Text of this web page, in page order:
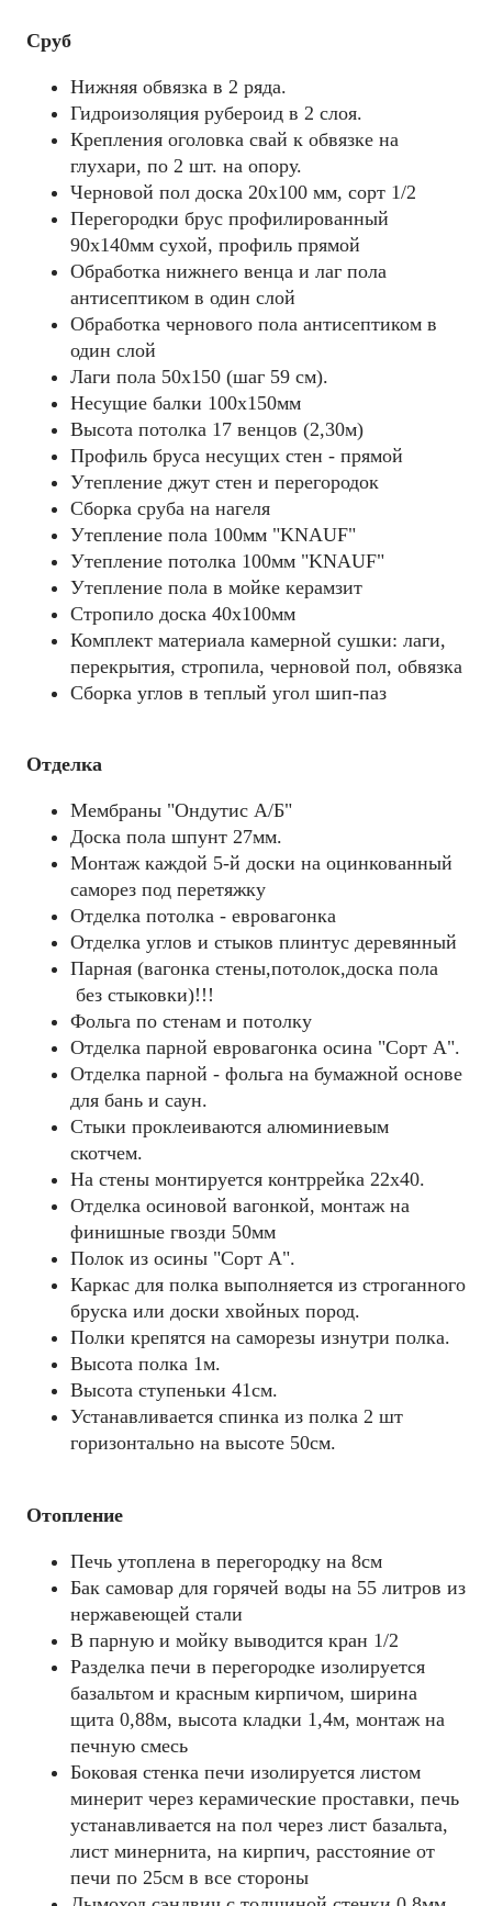
Сруб
Нижняя обвязка в 2 ряда.
Гидроизоляция рубероид в 2 слоя.
Крепления оголовка свай к обвязке на
глухари, по 2 шт. на опору.
Черновой пол доска 20х100 мм, сорт 1/2
Перегородки брус профилированный
90х140мм сухой, профиль прямой
Обработка нижнего венца и лаг пола
антисептиком в один слой
Обработка чернового пола антисептиком в
один слой
Лаги пола 50х150 (шаг 59 см).
Несущие балки 100x150мм
Высота потолка 17 венцов (2,30м)
Профиль бруса несущих стен - прямой
Утепление джут стен и перегородок
Сборка сруба на нагеля
Утепление пола 100мм "KNAUF"
Утепление потолка 100мм "KNAUF"
Утепление пола в мойке керамзит
Стропило доска 40x100мм
Комплект материала камерной сушки: лаги,
перекрытия, стропила, черновой пол, обвязка
Сборка углов в теплый угол шип-паз
Отделка
Мембраны "Ондутис А/Б"
Доска пола шпунт 27мм.
Монтаж каждой 5-й доски на оцинкованный
саморез под перетяжку
Отделка потолка - евровагонка
Отделка углов и стыков плинтус деревянный
Парная (вагонка стены,потолок,доска пола
без стыковки)!!!
Фольга по стенам и потолку
Отделка парной евровагонка осина "Сорт А".
Отделка парной - фольга на бумажной основе
для бань и саун.
Стыки проклеиваются алюминиевым
скотчем.
На стены монтируется контррейка 22х40.
Отделка осиновой вагонкой, монтаж на
финишные гвозди 50мм
Полок из осины "Cорт А".
Каркас для полка выполняется из строганного
бруска или доски хвойных пород.
Полки крепятся на саморезы изнутри полка.
Высота полка 1м.
Высота ступеньки 41см.
Устанавливается спинка из полка 2 шт
горизонтально на высоте 50см.
Отопление
Печь утоплена в перегородку на 8см
Бак самовар для горячей воды на 55 литров из
нержавеющей стали
В парную и мойку выводится кран 1/2
Разделка печи в перегородке изолируется
базальтом и красным кирпичом, ширина
щита 0,88м, высота кладки 1,4м, монтаж на
печную смесь
Боковая стенка печи изолируется листом
минерит через керамические проставки, печь
устанавливается на пол через лист базальта,
лист минернита, на кирпич, расстояние от
печи по 25см в все стороны